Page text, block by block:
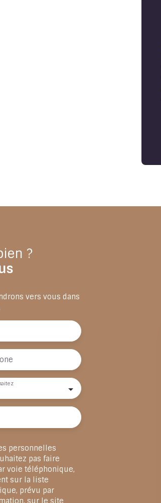
?
vers vous dans
personnelles
pas faire
voie téléphonique,
sur la liste
prévu par
sur le site